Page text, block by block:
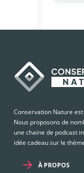
Conservation Nature
Nous proposons de
une chaine de podcast
idée cadeau sur le
À PROPOS